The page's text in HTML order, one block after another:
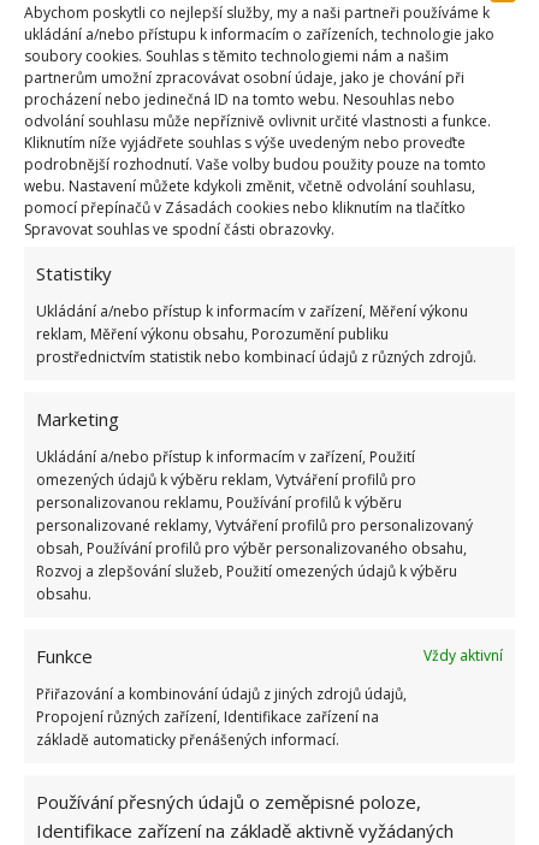
Abychom poskytli co nejlepší služby, my a naši partneři používáme k
ukládání a/nebo přístupu k informacím o zařízeních, technologie jako
soubory cookies. Souhlas s těmito technologiemi nám a našim
partnerům umožní zpracovávat osobní údaje, jako je chování při
procházení nebo jedinečná ID na tomto webu. Nesouhlas nebo
odvolání souhlasu může nepříznivě ovlivnit určité vlastnosti a funkce.
Kliknutím níže vyjádřete souhlas s výše uvedeným nebo proveďte
podrobnější rozhodnutí. Vaše volby budou použity pouze na tomto
webu. Nastavení můžete kdykoli změnit, včetně odvolání souhlasu,
pomocí přepínačů v Zásadách cookies nebo kliknutím na tlačítko
Spravovat souhlas ve spodní části obrazovky.
Statistiky
Ukládání a/nebo přístup k informacím v zařízení, Měření výkonu
reklam, Měření výkonu obsahu, Porozumění publiku
prostřednictvím statistik nebo kombinací údajů z různých zdrojů.
Marketing
Ukládání a/nebo přístup k informacím v zařízení, Použití
omezených údajů k výběru reklam, Vytváření profilů pro
personalizovanou reklamu, Používání profilů k výběru
personalizované reklamy, Vytváření profilů pro personalizovaný
obsah, Používání profilů pro výběr personalizovaného obsahu,
Rozvoj a zlepšování služeb, Použití omezených údajů k výběru
obsahu.
Funkce
Vždy aktivní
Přiřazování a kombinování údajů z jiných zdrojů údajů,
Propojení různých zařízení, Identifikace zařízení na
základě automaticky přenášených informací.
Používání přesných údajů o zeměpisné poloze,
Identifikace zařízení na základě aktivně vyžádaných
OBLÍBENÉ ČLÁNKY
1.6.2026
Test znalostí o každodenní realitě za
komunismu: 10 retro otázek ukáže, kdo má
dobrý přehled
23.6.2026
Retro kvíz o oblíbených autech v dobách
bodů
6.5.2026